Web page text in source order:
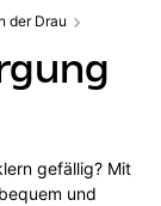
der Drau
gefällig? Mit
und